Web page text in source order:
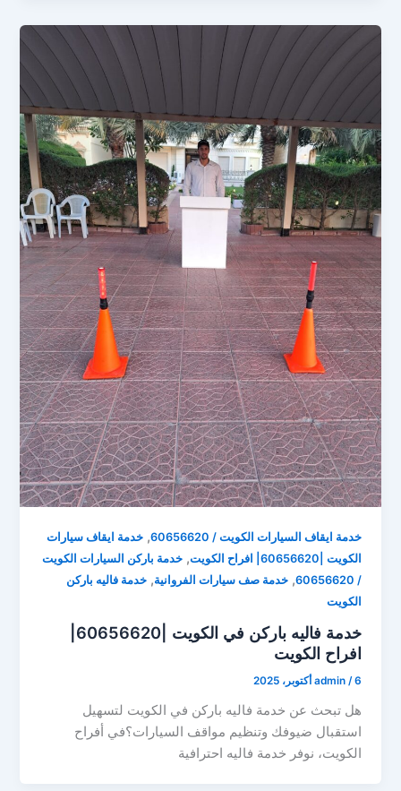
خدمة ايقاف السيارات الكويت / 60656620 ,خدمة ايقاف سيارات
الكويت |60656620| افراح الكويت
,خدمة باركن السيارات الكويت
/ 60656620
,خدمة صف سيارات الفروانية,خدمة فاليه باركن
الكويت
افراح الكويت
admin /6 أكتوبر، 2025
هل تبحث عن خدمة فاليه باركن في الكويت لتسهيل
استقبال ضيوفك وتنظيم مواقف السيارات؟في أفراح
الكويت، نوفر خدمة فاليه احترافية